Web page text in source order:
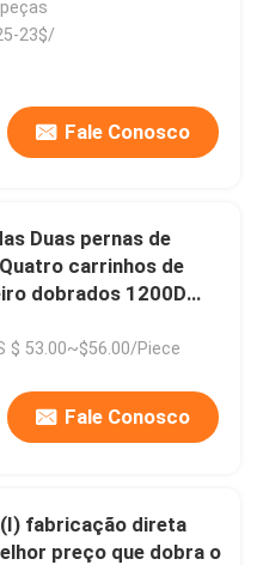
cirúrgica
23$/
Fale Conosco
Duas pernas de
carrinhos de
dobrados 1200D
Couro de Oxford
$ 53.00~$56.00/Piece
Fale Conosco
(I) fabricação direta
preço que dobra o